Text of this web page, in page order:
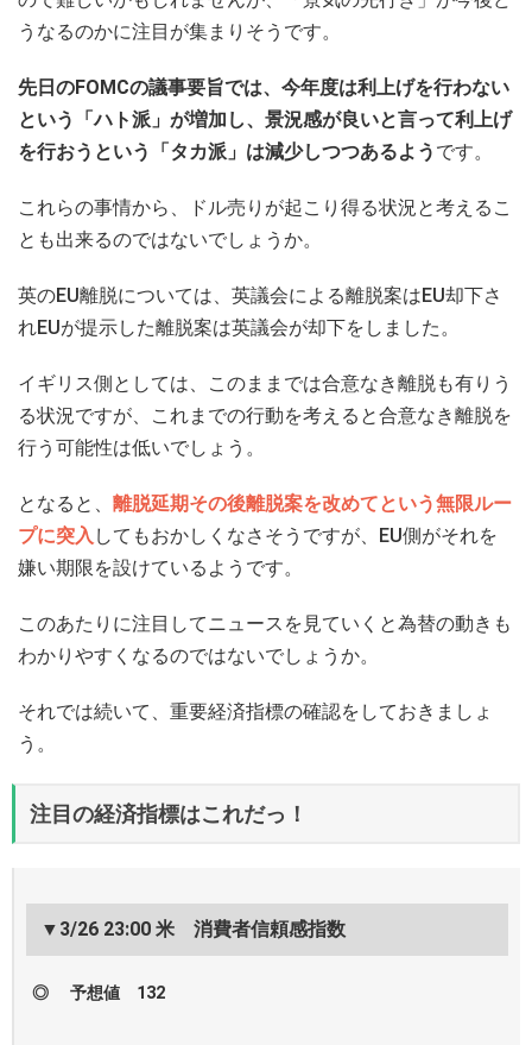
うなるのかに注目が集まりそうです。
先日のFOMCの議事要旨では、今年度は利上げを行わない
という「ハト派」が増加し、景況感が良いと言って利上げ
を行おうという「タカ派」は減少しつつあるよう です。
これらの事情から、ドル売りが起こり得る状況と考えるこ
とも出来るのではないでしょうか。
英のEU離脱については、英議会による離脱案はEU却下さ
れEUが提示した離脱案は英議会が却下をしました。
イギリス側としては、このままでは合意なき離脱も有りう
る状況ですが、これまでの行動を考えると合意なき離脱を
行う可能性は低いでしょう。
となると、 離脱延期その後離脱案を改めてという無限ルー
プに突入 してもおかしくなさそうですが、EU側がそれを
嫌い期限を設けているようです。
このあたりに注目してニュースを見ていくと為替の動きも
わかりやすくなるのではないでしょうか。
それでは続いて、重要経済指標の確認をしておきましょ
う。
注目の経済指標はこれだっ！
▼3/26 23:00 米 消費者信頼感指数
◎ 予想値 132